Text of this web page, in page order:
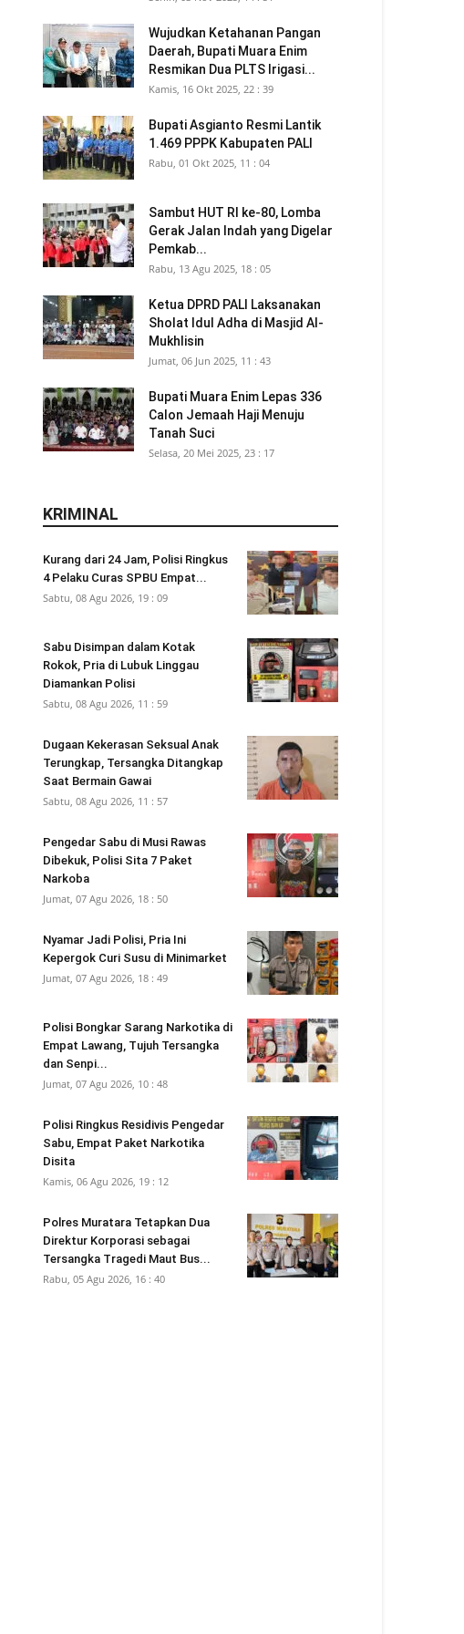
Wujudkan Ketahanan Pangan
Daerah, Bupati Muara Enim
Resmikan Dua PLTS Irigasi...
Kamis, 16 Okt 2025, 22 : 39
Bupati Asgianto Resmi Lantik
1.469 PPPK Kabupaten PALI
Rabu, 01 Okt 2025, 11 : 04
Sambut HUT RI ke-80, Lomba
Gerak Jalan Indah yang Digelar
Pemkab...
Rabu, 13 Agu 2025, 18 : 05
Ketua DPRD PALI Laksanakan
Sholat Idul Adha di Masjid Al-
Mukhlisin
Jumat, 06 Jun 2025, 11 : 43
Bupati Muara Enim Lepas 336
Calon Jemaah Haji Menuju
Tanah Suci
Selasa, 20 Mei 2025, 23 : 17
KRIMINAL
Kurang dari 24 Jam, Polisi Ringkus
4 Pelaku Curas SPBU Empat...
Sabtu, 08 Agu 2026, 19 : 09
Sabu Disimpan dalam Kotak
Rokok, Pria di Lubuk Linggau
Diamankan Polisi
Sabtu, 08 Agu 2026, 11 : 59
Dugaan Kekerasan Seksual Anak
Terungkap, Tersangka Ditangkap
Saat Bermain Gawai
Sabtu, 08 Agu 2026, 11 : 57
Pengedar Sabu di Musi Rawas
Dibekuk, Polisi Sita 7 Paket
Narkoba
Jumat, 07 Agu 2026, 18 : 50
Nyamar Jadi Polisi, Pria Ini
Kepergok Curi Susu di Minimarket
Jumat, 07 Agu 2026, 18 : 49
Polisi Bongkar Sarang Narkotika di
Empat Lawang, Tujuh Tersangka
dan Senpi...
Jumat, 07 Agu 2026, 10 : 48
Polisi Ringkus Residivis Pengedar
Sabu, Empat Paket Narkotika
Disita
Kamis, 06 Agu 2026, 19 : 12
Polres Muratara Tetapkan Dua
Direktur Korporasi sebagai
Tersangka Tragedi Maut Bus...
Rabu, 05 Agu 2026, 16 : 40